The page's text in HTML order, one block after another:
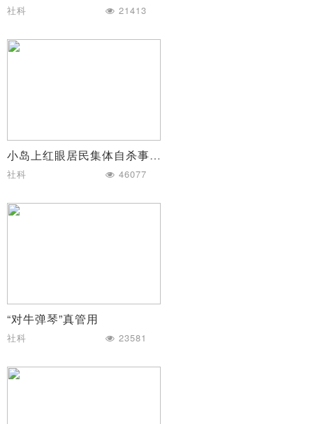
社科 21413
小岛上红眼居民集体自杀事件
社科 46077
“对牛弹琴”真管用
社科 23581